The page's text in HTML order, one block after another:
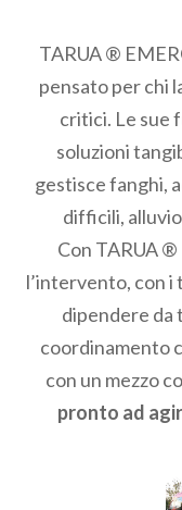
TARUA ®
pensato per chi
critici. Le sue
soluzioni
gestisce fanghi,
difficili,
Con TARUA
l’intervento, con i
dipendere da
coordinamento
con un mezzo
pronto ad